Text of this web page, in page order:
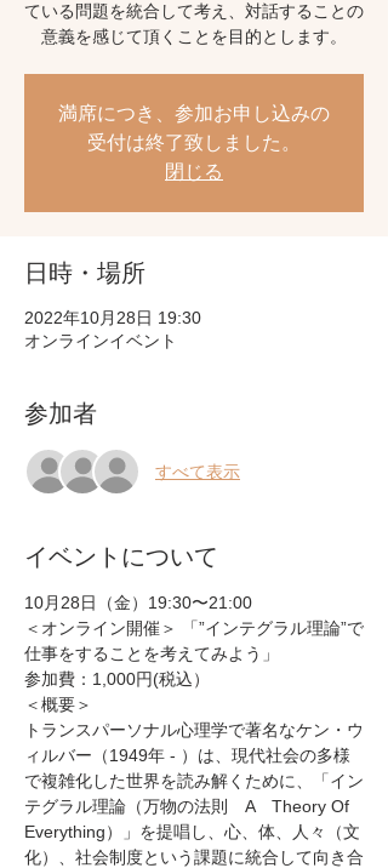
ている問題を統合して考え、対話することの
意義を感じて頂くことを目的とします。
満席につき、参加お申し込みの
受付は終了致しました。
閉じる
日時・場所
2022年10月28日 19:30
オンラインイベント
参加者
すべて表示
イベントについて
10月28日（金）19:30〜21:00
＜オンライン開催＞ 「”インテグラル理論”で
仕事をすることを考えてみよう」
参加費：1,000円(税込）
＜概要＞
トランスパーソナル心理学で著名なケン・ウ
ィルバー（1949年 - ）は、現代社会の多様
で複雑化した世界を読み解くために、「イン
テグラル理論（万物の法則　A　Theory Of
Everything）」を提唱し、心、体、人々（文
化）、社会制度という課題に統合して向き合